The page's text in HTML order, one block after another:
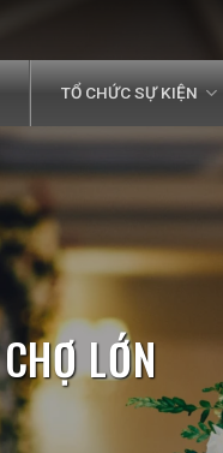
TỔ CHỨC SỰ KIỆN
LỚN